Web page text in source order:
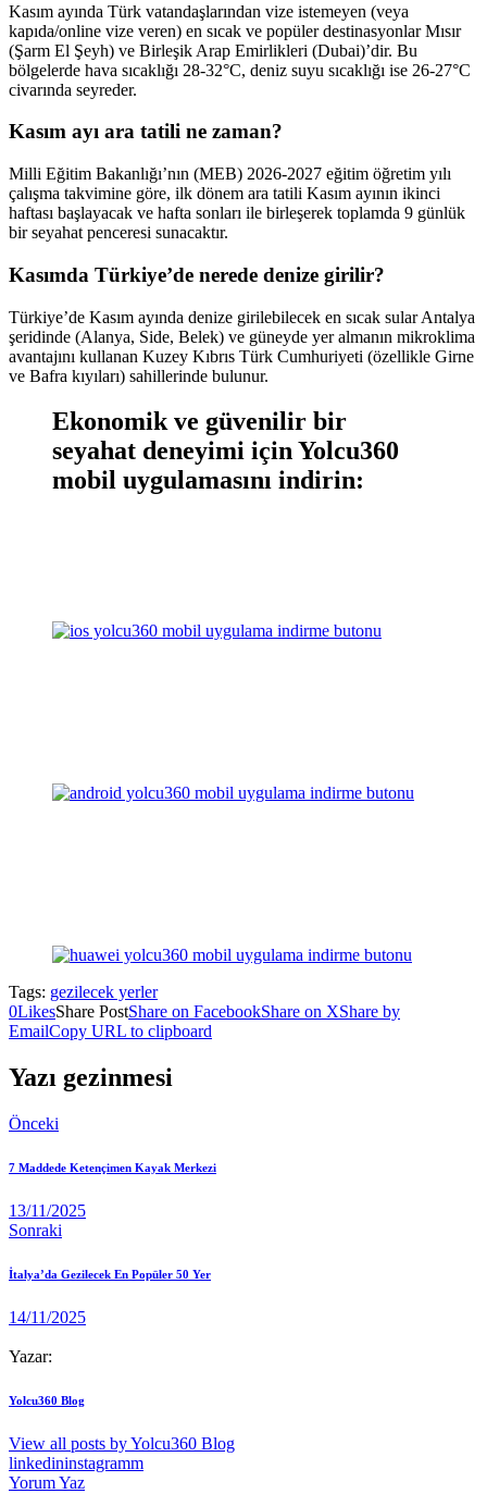
Kasım ayında Türk vatandaşlarından vize istemeyen (veya
kapıda/online vize veren) en sıcak ve popüler destinasyonlar Mısır
(Şarm El Şeyh) ve Birleşik Arap Emirlikleri (Dubai)’dir. Bu
bölgelerde hava sıcaklığı 28-32°C, deniz suyu sıcaklığı ise 26-27°C
civarında seyreder.
Kasım ayı ara tatili ne zaman?
Milli Eğitim Bakanlığı’nın (MEB) 2026-2027 eğitim öğretim yılı
çalışma takvimine göre, ilk dönem ara tatili Kasım ayının ikinci
haftası başlayacak ve hafta sonları ile birleşerek toplamda 9 günlük
bir seyahat penceresi sunacaktır.
Kasımda Türkiye’de nerede denize girilir?
Türkiye’de Kasım ayında denize girilebilecek en sıcak sular Antalya
şeridinde (Alanya, Side, Belek) ve güneyde yer almanın mikroklima
avantajını kullanan Kuzey Kıbrıs Türk Cumhuriyeti (özellikle Girne
ve Bafra kıyıları) sahillerinde bulunur.
Ekonomik ve güvenilir bir
seyahat deneyimi için Yolcu360
mobil uygulamasını indirin:
Tags: gezilecek yerler
0LikesShare PostShare on FacebookShare on XShare by
EmailCopy URL to clipboard
Yazı gezinmesi
Önceki
7 Maddede Ketençimen Kayak Merkezi
13/11/2025
Sonraki
İtalya’da Gezilecek En Popüler 50 Yer
14/11/2025
Yazar:
Yolcu360 Blog
View all posts byYolcu360 Blog
linkedininstagramm
Yorum Yaz